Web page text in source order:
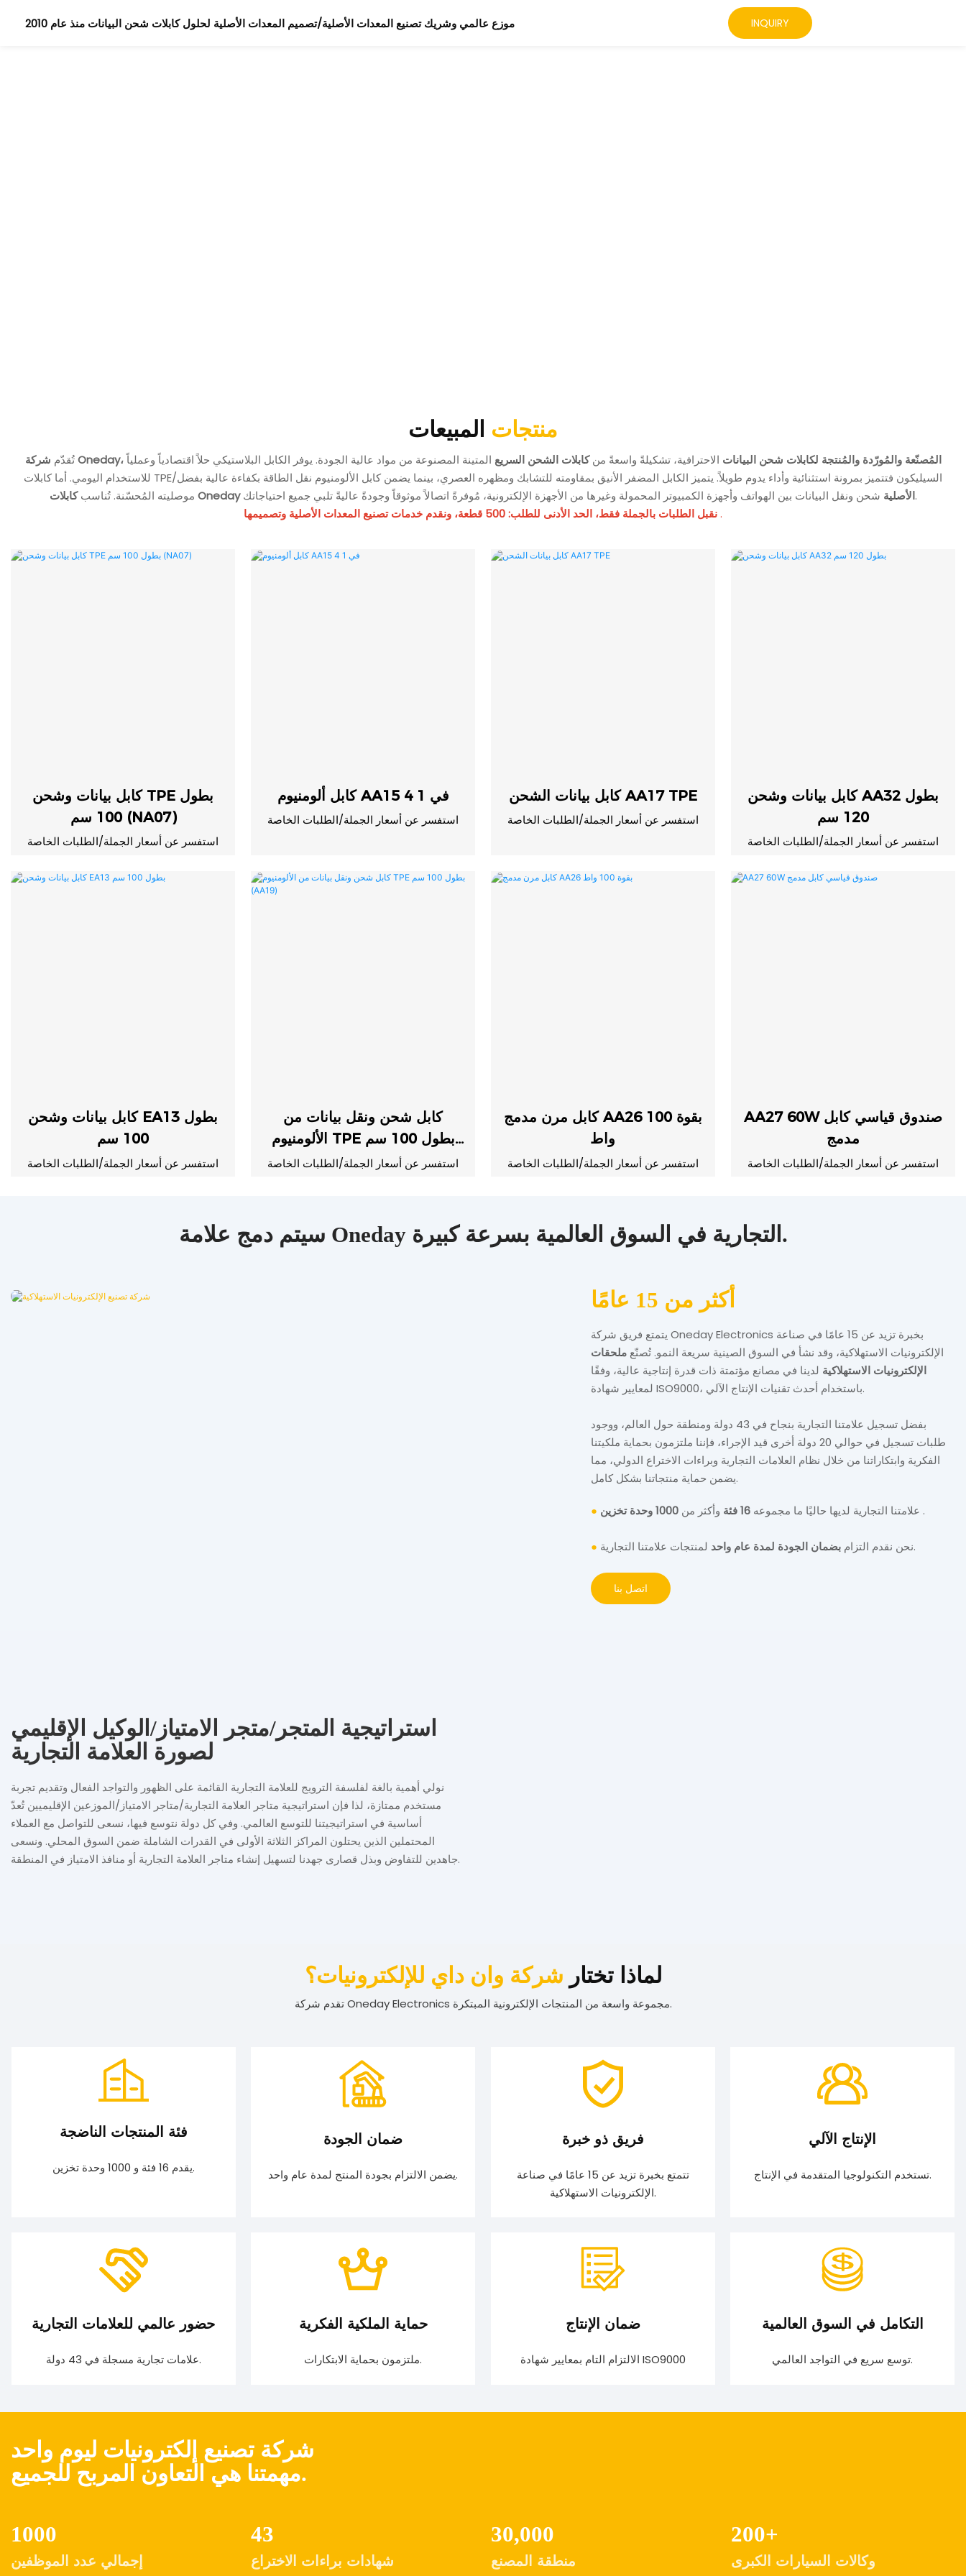
موزع عالمي وشريك تصنيع المعدات الأصلية/تصميم المعدات الأصلية لحلول كابلات شحن البيانات منذ عام 2010 INQUIRY
منتجات المبيعات
تُقدّم شركة Oneday، المُصنّعة والمُورّدة والمُنتجة لكابلات شحن البيانات الاحترافية، تشكيلةً واسعةً منكابلات الشحن السريع المتينة المصنوعة من مواد عالية الجودة. يوفر الكابل البلاستيكي حلاً اقتصادياً وعملياً
للاستخدام اليومي. أما كابلات TPE/السيليكون فتتميز بمرونة استثنائية وأداء يدوم طويلاً. يتميز الكابل المضفر الأنيق بمقاومته للتشابك ومظهره العصري، بينما يضمن كابل الألومنيوم نقل الطاقة بكفاءة عالية بفضل
موصليته المُحسّنة. تُناسب
كابلات Oneday الأصليةشحن ونقل البيانات بين الهواتف وأجهزة الكمبيوتر المحمولة وغيرها من الأجهزة الإلكترونية، مُوفرةً اتصالاً موثوقاً وجودةً عاليةً تلبي جميع احتياجاتك.
نقبل الطلبات بالجملة فقط، الحد الأدنى للطلب: 500 قطعة، ونقدم خدمات تصنيع المعدات الأصلية وتصميمها .
كابل بيانات وشحن TPE بطول
100 سم (NA07)
استفسر عن أسعار الجملة/الطلبات الخاصة
كابل ألومنيوم AA15 4 في 1
استفسر عن أسعار الجملة/الطلبات الخاصة
كابل بيانات الشحن AA17 TPE
استفسر عن أسعار الجملة/الطلبات الخاصة
كابل بيانات وشحن AA32 بطول
120 سم
استفسر عن أسعار الجملة/الطلبات الخاصة
كابل بيانات وشحن EA13 بطول
100 سم
استفسر عن أسعار الجملة/الطلبات الخاصة
كابل شحن ونقل بيانات من
الألومنيوم TPE بطول 100 سم
(AA19)
استفسر عن أسعار الجملة/الطلبات الخاصة
كابل مرن مدمج AA26 بقوة 100
واط
استفسر عن أسعار الجملة/الطلبات الخاصة
AA27 60W صندوق قياسي كابل
مدمج
استفسر عن أسعار الجملة/الطلبات الخاصة
سيتم دمج علامة Oneday التجارية في السوق العالمية بسرعة كبيرة.
أكثر من 15 عامًا
يتمتع فريق شركة Oneday Electronics بخبرة تزيد عن 15 عامًا في صناعة
الإلكترونيات الاستهلاكية، وقد نشأ في السوق الصينية سريعة النمو. تُصنّعملحقات
الإلكترونيات الاستهلاكية لدينا في مصانع مؤتمتة ذات قدرة إنتاجية عالية، وفقًا
لمعايير شهادة ISO9000، باستخدام أحدث تقنيات الإنتاج الآلي.
بفضل تسجيل علامتنا التجارية بنجاح في 43 دولة ومنطقة حول العالم، ووجود
طلبات تسجيل في حوالي 20 دولة أخرى قيد الإجراء، فإننا ملتزمون بحماية ملكيتنا
الفكرية وابتكاراتنا من خلال نظام العلامات التجارية وبراءات الاختراع الدولي، مما
يضمن حماية منتجاتنا بشكل كامل.
● علامتنا التجارية لديها حاليًا ما مجموعه16 فئة وأكثر من1000 وحدة تخزين .
● نحن نقدم التزام بضمان الجودة لمدة عام واحد لمنتجات علامتنا التجارية.
اتصل بنا
استراتيجية المتجر/متجر الامتياز/الوكيل الإقليمي
لصورة العلامة التجارية
نولي أهمية بالغة لفلسفة الترويج للعلامة التجارية القائمة على الظهور والتواجد الفعال وتقديم تجربة
مستخدم ممتازة، لذا فإن استراتيجية متاجر العلامة التجارية/متاجر الامتياز/الموزعين الإقليميين تُعدّ
أساسية في استراتيجيتنا للتوسع العالمي. وفي كل دولة نتوسع فيها، نسعى للتواصل مع العملاء
المحتملين الذين يحتلون المراكز الثلاثة الأولى في القدرات الشاملة ضمن السوق المحلي. ونسعى
جاهدين للتفاوض وبذل قصارى جهدنا لتسهيل إنشاء متاجر العلامة التجارية أو منافذ الامتياز في المنطقة.
لماذا تختار شركة وان داي للإلكترونيات؟
تقدم شركة Oneday Electronics مجموعة واسعة من المنتجات الإلكترونية المبتكرة.
فئة المنتجات الناضجة
يقدم 16 فئة و 1000 وحدة تخزين.
ضمان الجودة
يضمن الالتزام بجودة المنتج لمدة عام واحد.
فريق ذو خبرة
تتمتع بخبرة تزيد عن 15 عامًا في صناعة
الإلكترونيات الاستهلاكية.
الإنتاج الآلي
تستخدم التكنولوجيا المتقدمة في الإنتاج.
حضور عالمي للعلامات التجارية
علامات تجارية مسجلة في 43 دولة.
حماية الملكية الفكرية
ملتزمون بحماية الابتكارات.
ضمان الإنتاج
الالتزام التام بمعايير شهادة ISO9000
التكامل في السوق العالمية
توسع سريع في التواجد العالمي.
شركة تصنيع إلكترونيات ليوم واحد
مهمتنا هي التعاون المربح للجميع.
1000
إجمالي عدد الموظفين
43
شهادات براءات الاختراع
30,000
منطقة المصنع
200+
وكالات السيارات الكبرى